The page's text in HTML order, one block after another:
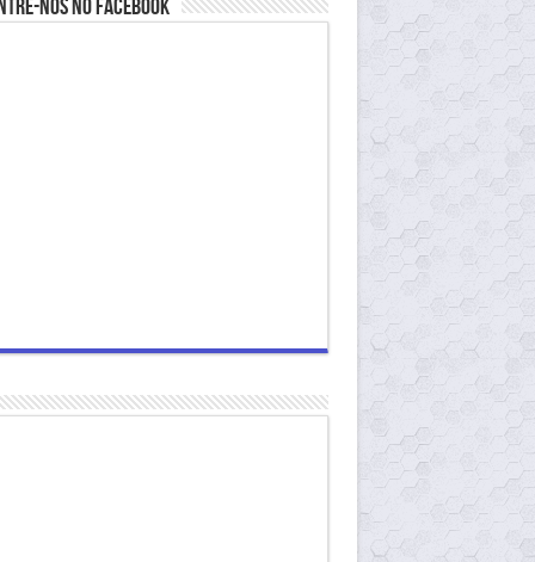
nos no Facebook